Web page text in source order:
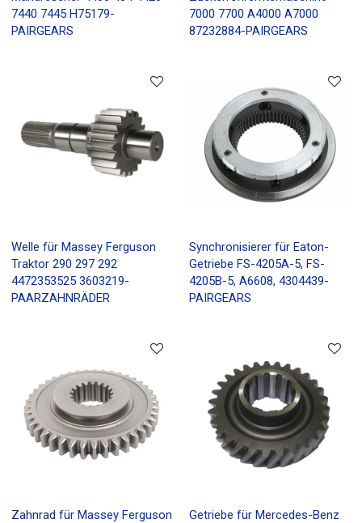
7440 7445 H75179-
PAIRGEARS
7000 7700 A4000 A7000
87232884-PAIRGEARS
Welle für Massey Ferguson
Traktor 290 297 292
4472353525 3603219-
PAARZAHNRÄDER
Synchronisierer für Eaton-
Getriebe FS-4205A-5, FS-
4205B-5, A6608, 4304439-
PAIRGEARS
Zahnrad für Massey Ferguson
Getriebe für Mercedes-Benz